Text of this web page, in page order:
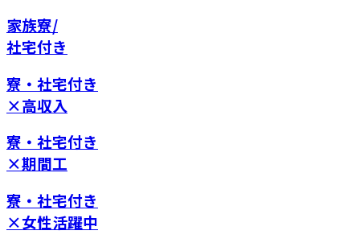
家族寮/
社宅付き
寮・社宅付き
×高収入
寮・社宅付き
×期間工
寮・社宅付き
×女性活躍中